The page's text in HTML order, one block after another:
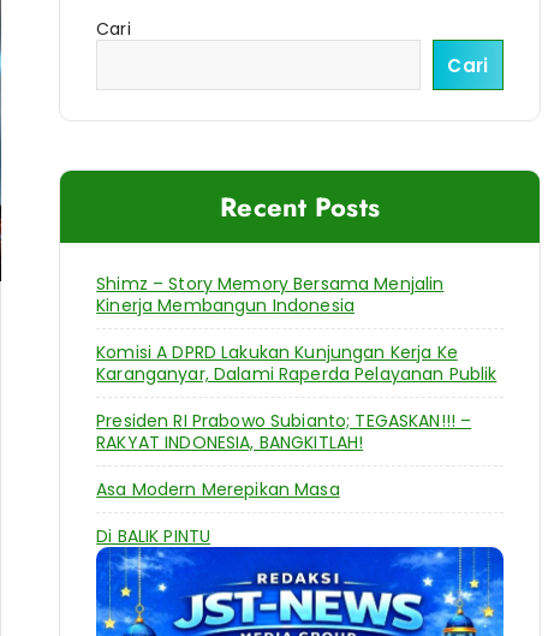
Cari
Cari
Recent Posts
Shimz – Story Memory Bersama Menjalin
Kinerja Membangun Indonesia
Komisi A DPRD Lakukan Kunjungan Kerja Ke
Karanganyar, Dalami Raperda Pelayanan Publik
Presiden RI Prabowo Subianto; TEGASKAN!!! –
RAKYAT INDONESIA, BANGKITLAH!
Asa Modern Merepikan Masa
Di BALIK PINTU